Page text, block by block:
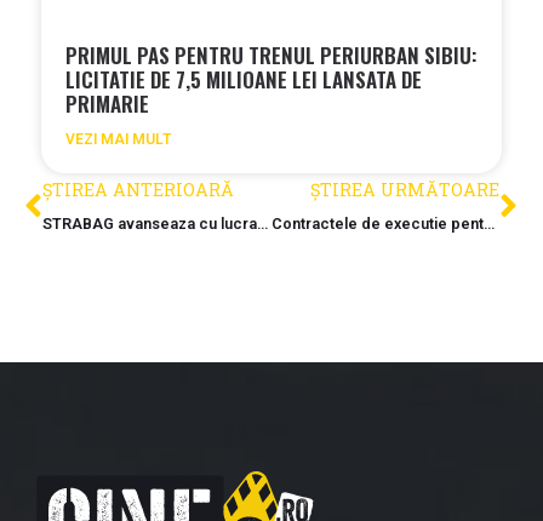
PRIMUL PAS PENTRU TRENUL PERIURBAN SIBIU:
LICITATIE DE 7,5 MILIOANE LEI LANSATA DE
PRIMARIE
VEZI MAI MULT
ȘTIREA ANTERIOARĂ
STRABAG avanseaza cu lucrarile la The ARC
ȘTIREA URMĂTOARE
Contractele de executie pentru ultimele 3 loturi (A8) ar putea fi semnate in mai